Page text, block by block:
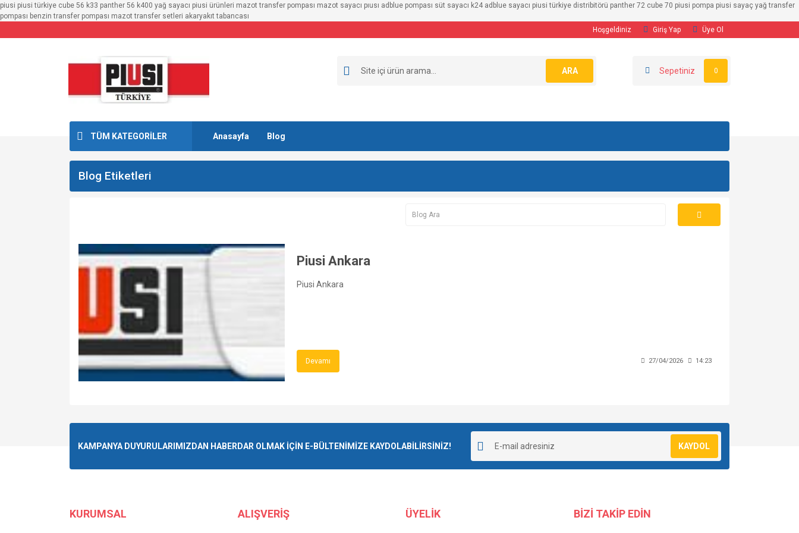
piusi piusi türkiye cube 56 k33 panther 56 k400 yağ sayacı piusi ürünleri mazot transfer pompası mazot sayacı pıusı adblue pompası süt sayacı k24 adblue sayacı piusi türkiye distribitörü panther 72 cube 70 piusi pompa piusi sayaç yağ transfer
pompası benzin transfer pompası mazot transfer setleri akaryakıt tabancası
Hoşgeldiniz
Giriş Yap Üye Ol
ARA Sepetiniz 0
TÜM KATEGORİLER Anasayfa Blog
Blog Etiketleri
Piusi Ankara
Piusi Ankara
Devamı 27/04/2026 14:23
KAMPANYA DUYURULARIMIZDAN HABERDAR OLMAK İÇİN E-BÜLTENİMİZE KAYDOLABİLİRSİNİZ! KAYDOL
KURUMSAL ALIŞVERİŞ ÜYELİK BİZİ TAKİP EDİN